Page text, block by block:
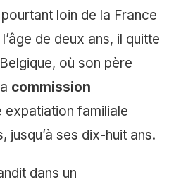
loin de la France
de deux ans, il quitte
où son père
commission
expatiation familiale
jusqu’à ses dix-huit ans.
dans un